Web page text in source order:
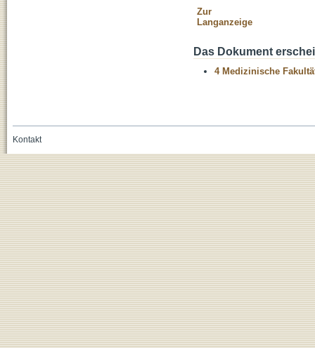
Zur
Langanzeige
Das Dokument
4 Medizinische
Kontakt